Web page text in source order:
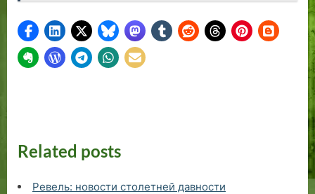
Related posts
Ревель: новости столетней давности